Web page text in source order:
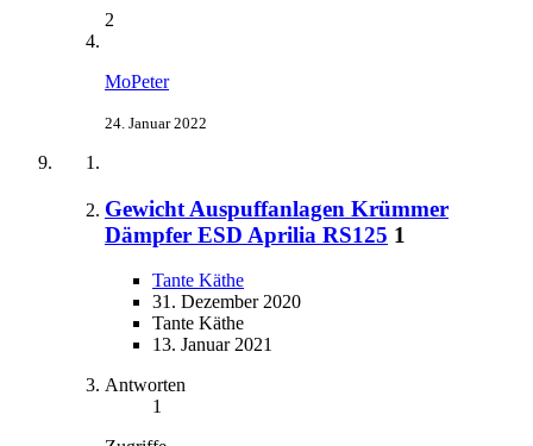
2
MoPeter
24. Januar 2022
Gewicht Auspuffanlagen Krümmer
Dämpfer ESD Aprilia RS125 1
Tante Käthe
31. Dezember 2020
Tante Käthe
13. Januar 2021
Antworten
1